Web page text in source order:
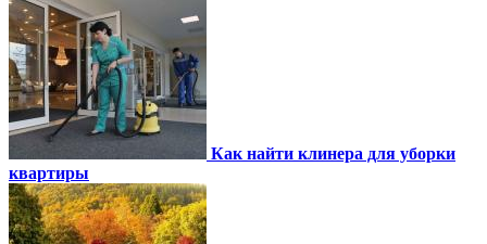
Как найти клинера для уборки
квартиры